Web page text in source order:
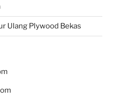
Ulang Plywood Bekas